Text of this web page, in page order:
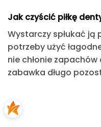
Jak czyścić piłkę
Wystarczy spłukać ją
potrzeby użyć
nie chłonie
zabawka długo